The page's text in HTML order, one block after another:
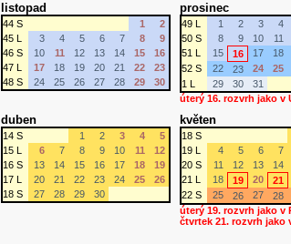
listopad
44 S 1
2
45 L
3 4 5 6 7 8
9
46 S
10 11 12 13 14 15
16
47 L
17 18 19 20 21 22
23
48 S
24 25 26 27 28 29 30
prosinec
49 L 1 2 3 4
50 S
8 9 10 11
51 L
15 16 17 18
52 S
22 23 24 25
1 L
29 30
31
úterý 16. rozvrh jako v
duben
14 S 1 2 3 4
5
15 L
6 7 8 9 10 11
12
16 S
13 14 15 16 17 18
19
17 L
20 21 22 23 24 25
26
18 S
27 28 29 30
květen
18 S
19 L
4 5 6 7
20 S
11 12 13 14
21 L
18 19 20 21
22 S
25 26 27 28
úterý 19. rozvrh jako v
čtvrtek 21. rozvrh jako